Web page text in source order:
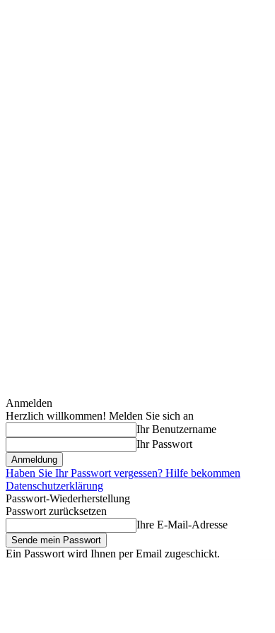
Anmelden
Herzlich willkommen! Melden Sie sich an
Ihr Benutzername
Ihr Passwort
Haben Sie Ihr Passwort vergessen? Hilfe bekommen
Datenschutzerklärung
Passwort-Wiederherstellung
Passwort zurücksetzen
Ihre E-Mail-Adresse
Ein Passwort wird Ihnen per Email zugeschickt.